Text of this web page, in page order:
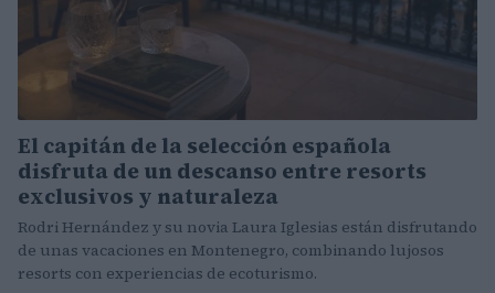
El capitán de la selección española
disfruta de un descanso entre resorts
exclusivos y naturaleza
Rodri Hernández y su novia Laura Iglesias están disfrutando
de unas vacaciones en Montenegro, combinando lujosos
resorts con experiencias de ecoturismo.